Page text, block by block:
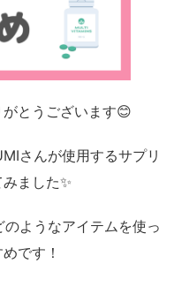
とうございます😊
さんが使用するサプリ
ました✨
ようなアイテムを使っ
です！